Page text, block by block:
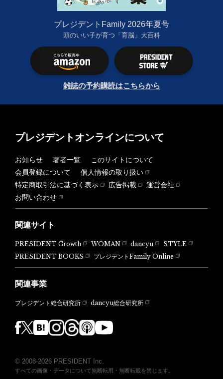
プレジデントFamily 2026年夏号
頭のいい子が育つ「育脳」大百科
雑誌の予約購読はこちらから
プレジデントオンラインについて
お知らせ 著者一覧
このサイトについて
会員登録について
個人情報の取り扱い
特定商取引法に基づく表示
広告掲載
運営会社
お問い合わせ
関連サイト
PRESIDENT Growth WOMAN dancyu
STYLE
PRESIDENT BOOKS
プレジデントFamily Online
関連事業
プレジデント総合研究所 dancyu総合研究所
© 2008-2026 PRESIDENT Inc.
すべての画像・データについて無断転用・無断転載を禁じます。